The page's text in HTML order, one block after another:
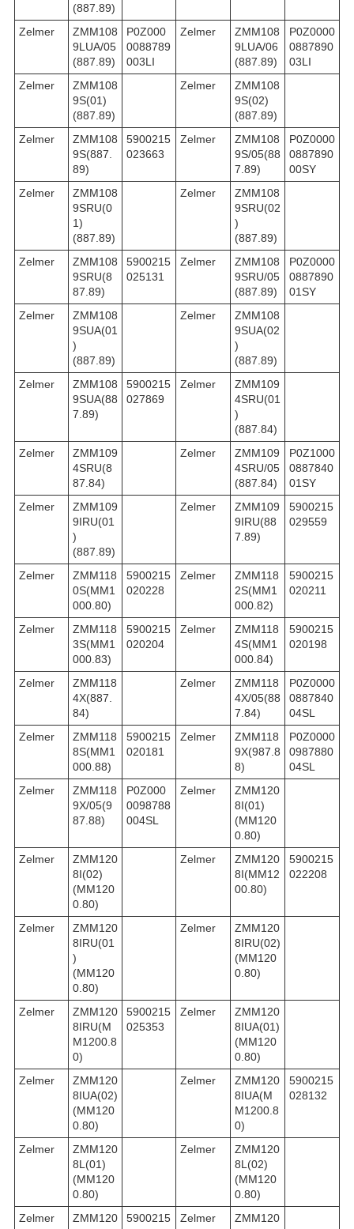
(887.89)
Zelmer
ZMM108
9LUA/05
(887.89)
P0Z000
0088789
003LI
Zelmer
ZMM108
9LUA/06
(887.89)
P0Z0000
0887890
03LI
Zelmer
ZMM108
9S(01)
(887.89)
Zelmer
ZMM108
9S(02)
(887.89)
Zelmer
ZMM108
9S(887.
89)
5900215
023663
Zelmer
ZMM108
9S/05(88
7.89)
P0Z0000
0887890
00SY
Zelmer
ZMM108
9SRU(0
1)
(887.89)
Zelmer
ZMM108
9SRU(02
)
(887.89)
Zelmer
ZMM108
9SRU(8
87.89)
5900215
025131
Zelmer
ZMM108
9SRU/05
(887.89)
P0Z0000
0887890
01SY
Zelmer
ZMM108
9SUA(01
)
(887.89)
Zelmer
ZMM108
9SUA(02
)
(887.89)
Zelmer
ZMM108
9SUA(88
7.89)
5900215
027869
Zelmer
ZMM109
4SRU(01
)
(887.84)
Zelmer
ZMM109
4SRU(8
87.84)
Zelmer
ZMM109
4SRU/05
(887.84)
P0Z1000
0887840
01SY
Zelmer
ZMM109
9IRU(01
)
(887.89)
Zelmer
ZMM109
9IRU(88
7.89)
5900215
029559
Zelmer
ZMM118
0S(MM1
000.80)
5900215
020228
Zelmer
ZMM118
2S(MM1
000.82)
5900215
020211
Zelmer
ZMM118
3S(MM1
000.83)
5900215
020204
Zelmer
ZMM118
4S(MM1
000.84)
5900215
020198
Zelmer
ZMM118
4X(887.
84)
Zelmer
ZMM118
4X/05(88
7.84)
P0Z0000
0887840
04SL
Zelmer
ZMM118
8S(MM1
000.88)
5900215
020181
Zelmer
ZMM118
9X(987.8
8)
P0Z0000
0987880
04SL
Zelmer
ZMM118
9X/05(9
87.88)
P0Z000
0098788
004SL
Zelmer
ZMM120
8I(01)
(MM120
0.80)
Zelmer
ZMM120
8I(02)
(MM120
0.80)
Zelmer
ZMM120
8I(MM12
00.80)
5900215
022208
Zelmer
ZMM120
8IRU(01
)
(MM120
0.80)
Zelmer
ZMM120
8IRU(02)
(MM120
0.80)
Zelmer
ZMM120
8IRU(M
M1200.8
0)
5900215
025353
Zelmer
ZMM120
8IUA(01)
(MM120
0.80)
Zelmer
ZMM120
8IUA(02)
(MM120
0.80)
Zelmer
ZMM120
8IUA(M
M1200.8
0)
5900215
028132
Zelmer
ZMM120
8L(01)
(MM120
0.80)
Zelmer
ZMM120
8L(02)
(MM120
0.80)
Zelmer
ZMM120
5900215
Zelmer
ZMM120